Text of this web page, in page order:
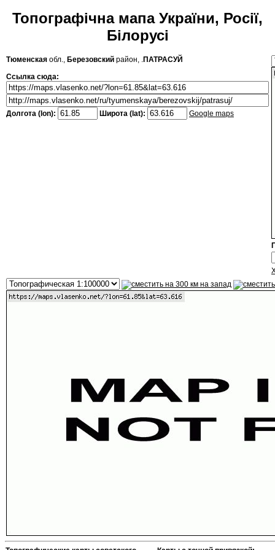
Топографічна мапа України, Росії,
Білорусі
Тюменская обл., Березовский район, .ПАТРАСУЙ
Ссылка сюда:
Долгота (lon): Широта (lat): Google maps